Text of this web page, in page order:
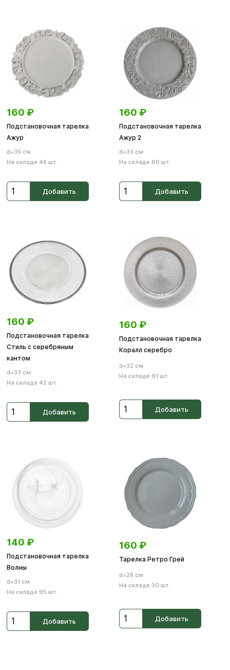
160 ₽
Подстановочная тарелка
Ажур
d=35 см
На складе 48 шт.
Добавить
160 ₽
Подстановочная тарелка
Ажур 2
d=33 см
На складе 60 шт.
Добавить
160 ₽
Подстановочная тарелка
Стиль с серебряным
кантом
d=33 см
На складе 42 шт.
Добавить
160 ₽
Подстановочная тарелка
Коралл серебро
d=32 см
На складе 61 шт.
Добавить
140 ₽
Подстановочная тарелка
Волны
d=31 см
На складе 95 шт.
Добавить
160 ₽
Тарелка Ретро Грей
d=28 см
На складе 30 шт.
Добавить